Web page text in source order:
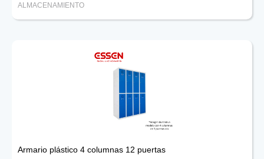
ALMACENAMIENTO
Armario plástico 4 columnas 12 puertas